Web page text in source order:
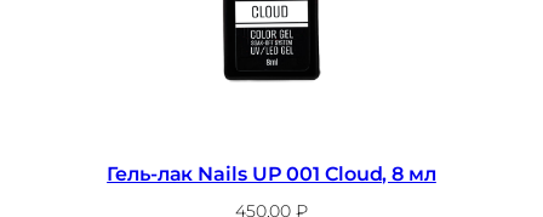
Гель-лак Nails UP 001 Cloud, 8 мл
450,00₽